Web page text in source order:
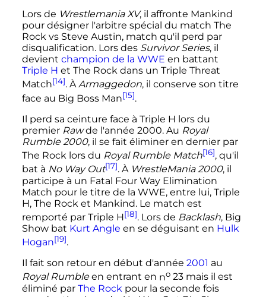
Lors de Wrestlemania XV, il affronte Mankind
pour désigner l'arbitre spécial du match The
Rock vs Steve Austin, match qu'il perd par
disqualification. Lors des Survivor Series, il
devient champion de la WWE en battant
Triple H et The Rock dans un Triple Threat
Match[14]. ÀArmaggedon, il conserve son titre
face au Big Boss Man[15].
Il perd sa ceinture face à Triple H lors du
premier Rawde l'année 2000. Au Royal
Rumble 2000, il se fait éliminer en dernier par
The Rock lors du Royal Rumble Match[16], qu'il
bat à No Way Out[17]. À WrestleMania 2000, il
participe à un Fatal Four Way Elimination
Match pour le titre de la WWE, entre lui, Triple
H, The Rock et Mankind. Le match est
remporté par Triple H[18]. Lors de Backlash, Big
Show bat Kurt Angle en se déguisant en Hulk
Hogan[19].
Il fait son retour en début d'année 2001 au
Royal Rumbleen entrant en no 23mais il est
éliminé par The Rock pour la seconde fois